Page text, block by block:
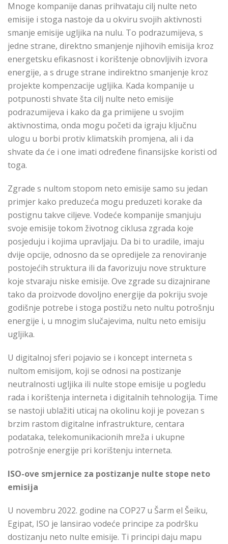
Mnoge kompanije danas prihvataju cilj nulte neto
emisije i stoga nastoje da u okviru svojih aktivnosti
smanje emisije ugljika na nulu. To podrazumijeva, s
jedne strane, direktno smanjenje njihovih emisija kroz
energetsku efikasnost i korištenje obnovljivih izvora
energije, a s druge strane indirektno smanjenje kroz
projekte kompenzacije ugljika. Kada kompanije u
potpunosti shvate šta cilj nulte neto emisije
podrazumijeva i kako da ga primijene u svojim
aktivnostima, onda mogu početi da igraju ključnu
ulogu u borbi protiv klimatskih promjena, ali i da
shvate da će i one imati određene finansijske koristi od
toga.
Zgrade s nultom stopom neto emisije samo su jedan
primjer kako preduzeća mogu preduzeti korake da
postignu takve ciljeve. Vodeće kompanije smanjuju
svoje emisije tokom životnog ciklusa zgrada koje
posjeduju i kojima upravljaju. Da bi to uradile, imaju
dvije opcije, odnosno da se opredijele za renoviranje
postojećih struktura ili da favorizuju nove strukture
koje stvaraju niske emisije. Ove zgrade su dizajnirane
tako da proizvode dovoljno energije da pokriju svoje
godišnje potrebe i stoga postižu neto nultu potrošnju
energije i, u mnogim slučajevima, nultu neto emisiju
ugljika.
U digitalnoj sferi pojavio se i koncept interneta s
nultom emisijom, koji se odnosi na postizanje
neutralnosti ugljika ili nulte stope emisije u pogledu
rada i korištenja interneta i digitalnih tehnologija. Time
se nastoji ublažiti uticaj na okolinu koji je povezan s
brzim rastom digitalne infrastrukture, centara
podataka, telekomunikacionih mreža i ukupne
potrošnje energije pri korištenju interneta.
ISO-ove smjernice za postizanje nulte stope neto
emisija
U novembru 2022. godine na COP27 u Šarm el Šeiku,
Egipat, ISO je lansirao vodeće principe za podršku
dostizanju neto nulte emisije. Ti principi daju mapu